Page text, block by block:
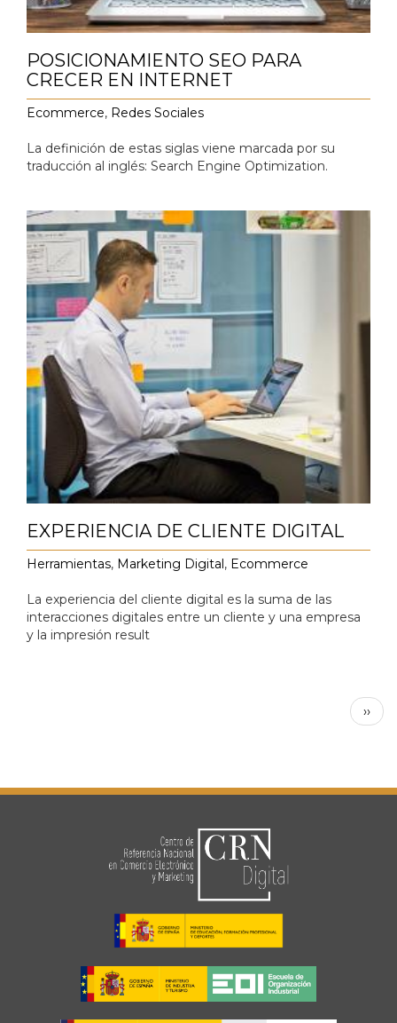
POSICIONAMIENTO SEO PARA
CRECER EN INTERNET
Ecommerce, Redes Sociales
La definición de estas siglas viene marcada por su
traducción al inglés: Search Engine Optimization.
EXPERIENCIA DE CLIENTE DIGITAL
Herramientas, Marketing Digital, Ecommerce
La experiencia del cliente digital es la suma de las
interacciones digitales entre un cliente y una empresa
y la impresión result
››